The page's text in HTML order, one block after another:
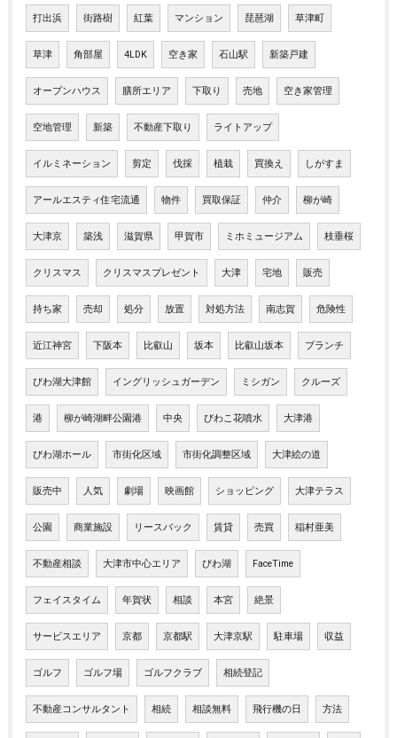
打出浜 街路樹 紅葉 マンション 琵琶湖 草津町
草津 角部屋 4LDK 空き家 石山駅 新築戸建
オープンハウス 膳所エリア 下取り 売地 空き家管理
空地管理 新築 不動産下取り ライトアップ
イルミネーション 剪定 伐採 植栽 買換え しがすま
アールエスティ住宅流通 物件 買取保証 仲介 柳が崎
大津京 築浅 滋賀県 甲賀市 ミホミュージアム 枝垂桜
クリスマス クリスマスプレゼント 大津 宅地 販売
持ち家 売却 処分 放置 対処方法 南志賀 危険性
近江神宮 下阪本 比叡山 坂本 比叡山坂本 ブランチ
びわ湖大津館 イングリッシュガーデン ミシガン クルーズ
港 柳が崎湖畔公園港 中央 びわこ花噴水 大津港
びわ湖ホール 市街化区域 市街化調整区域 大津絵の道
販売中 人気 劇場 映画館 ショッピング 大津テラス
公園 商業施設 リースバック 賃貸 売買 稲村亜美
不動産相談 大津市中心エリア びわ湖 FaceTime
フェイスタイム 年賀状 相談 本宮 絶景
サービスエリア 京都 京都駅 大津京駅 駐車場 収益
ゴルフ ゴルフ場 ゴルフクラブ 相続登記
不動産コンサルタント 相続 相談無料 飛行機の日 方法